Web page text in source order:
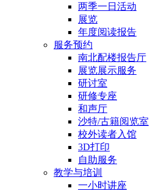
两季一日活动
展览
年度阅读报告
服务预约
南北配楼报告厅
展览展示服务
研讨室
研修专座
和声厅
沙特/古籍阅览室
校外读者入馆
3D打印
自助服务
教学与培训
一小时讲座